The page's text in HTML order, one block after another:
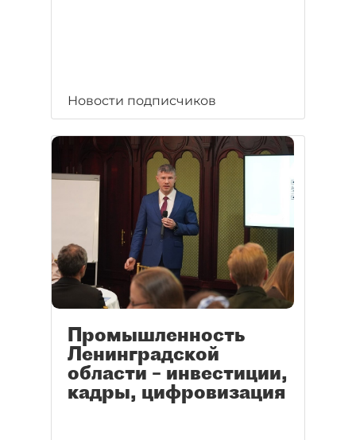
Новости подписчиков
Промышленность
Ленинградской
области – инвестиции,
кадры, цифровизация